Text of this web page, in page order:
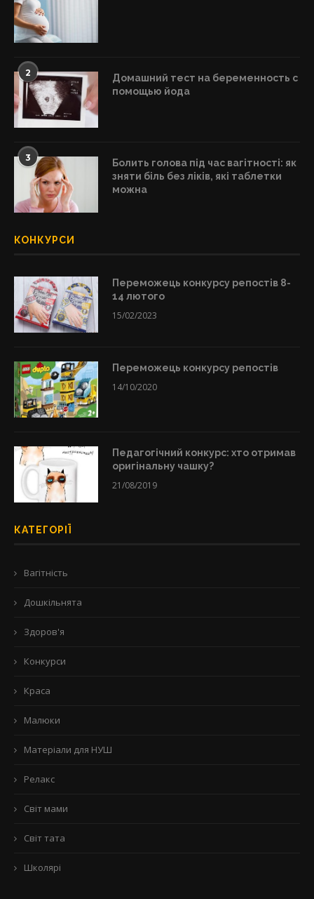
2
Домашний тест на беременность с
помощью йода
3
Болить голова під час вагітності: як
зняти біль без ліків, які таблетки
можна
КОНКУРСИ
Переможець конкурсу репостів 8-
14 лютого
15/02/2023
Переможець конкурсу репостів
14/10/2020
Педагогічний конкурс: хто отримав
оригінальну чашку?
21/08/2019
КАТЕГОРІЇ
Вагітність
Дошкільнята
Здоров'я
Конкурси
Краса
Малюки
Матеріали для НУШ
Релакс
Світ мами
Світ тата
Школярі